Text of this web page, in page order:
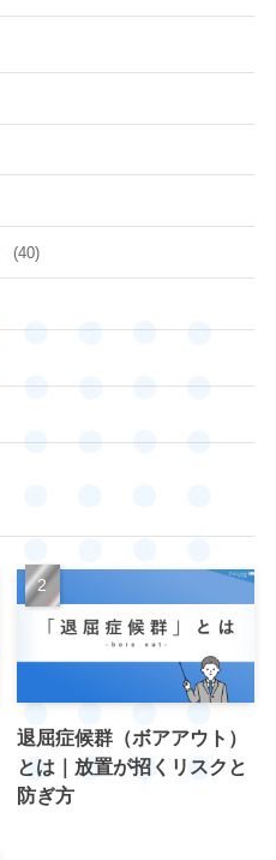
(40)
退屈症候群（ボアアウト）
とは｜放置が招くリスクと
防ぎ方